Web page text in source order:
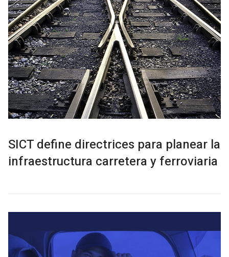
SICT define directrices para planear la
infraestructura carretera y ferroviaria